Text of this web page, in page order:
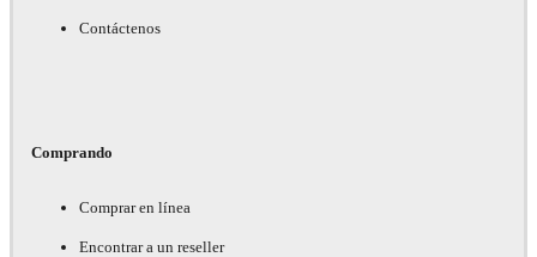
Contáctenos
Comprando
Comprar en línea
Encontrar a un reseller